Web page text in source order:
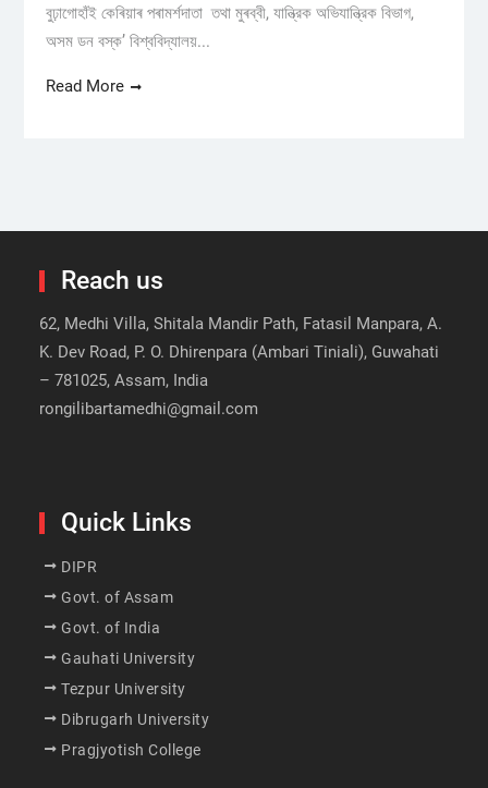
বুঢ়াগোহাঁই কেৰিয়াৰ পৰামৰ্শদাতা তথা মুৰব্বী, যান্ত্রিক অভিযান্ত্রিক বিভাগ,
অসম ডন বস্ক’ বিশ্ববিদ্যালয়...
Read More
Reach us
62, Medhi Villa, Shitala Mandir Path, Fatasil Manpara, A.
K. Dev Road, P. O. Dhirenpara (Ambari Tiniali), Guwahati
– 781025, Assam, India
rongilibartamedhi@gmail.com
Quick Links
DIPR
Govt. of Assam
Govt. of India
Gauhati University
Tezpur University
Dibrugarh University
Pragjyotish College